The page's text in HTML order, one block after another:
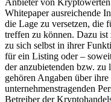
Whitepaper ausreichende
die Lage zu versetzen, die
treffen zu können. Dazu ist
zu sich selbst in ihrer
für ein Listing oder –
der anzubietenden bzw.
gehören Angaben über
unternehmenstragenden
Betreiber der